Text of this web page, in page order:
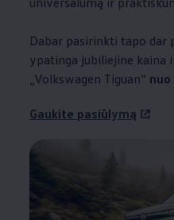
Dabar pasirinkti tapo dar
ypatinga jubiliejine kaina
„Volkswagen Tiguan“ nuo
Gaukite pasiūlymą